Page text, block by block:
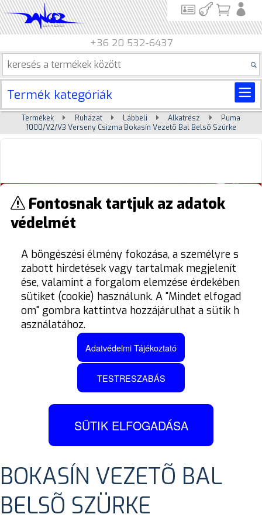
+36 20 532-6437
Termék kategóriák
Termékek Ruházat Lábbeli Alkatrész
Puma
1000/V2/V3 Verseny Csizma Bokasín Vezetõ Bal Belsõ Szürke
PUMA 1000/V2/V3
VERSENY CSIZMA
BOKASÍN VEZETÕ BAL
BELSÕ SZÜRKE
Fontosnak tartjuk az adatok
védelmét
A böngészési élmény fokozása, a személyre s
zabott hirdetések vagy tartalmak megjelenít
ése, valamint a forgalom elemzése érdekében
sütiket (cookie) használunk. A "Mindet elfogad
om" gombra kattintva hozzájárulhat a sütik h
asználatához.
Adatvédelmi Tájékoztató
TESTRESZABÁS
SÜTIK ELFOGADÁSA